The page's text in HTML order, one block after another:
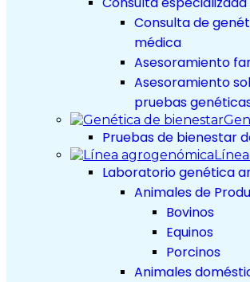
Consulta de
médica
Asesoramiento
Asesoramiento
pruebas
Pruebas de bienestar
Laboratorio genética
Animales de
Bovinos
Equinos
Porcinos
Animales